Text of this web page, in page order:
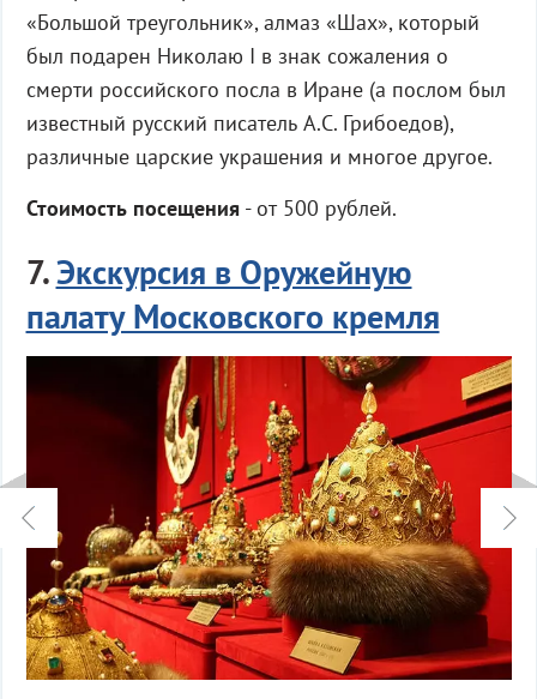
«Большой треугольник», алмаз «Шах», который
был подарен Николаю I в знак сожаления о
смерти российского посла в Иране (а послом был
известный русский писатель А.С. Грибоедов),
различные царские украшения и многое другое.
Стоимость посещения- от 500 рублей.
7.Экскурсия в Оружейную
палату Московского кремля